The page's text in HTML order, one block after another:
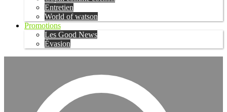
Entretien
World of watson
Promotions
Les Good News
Évasion